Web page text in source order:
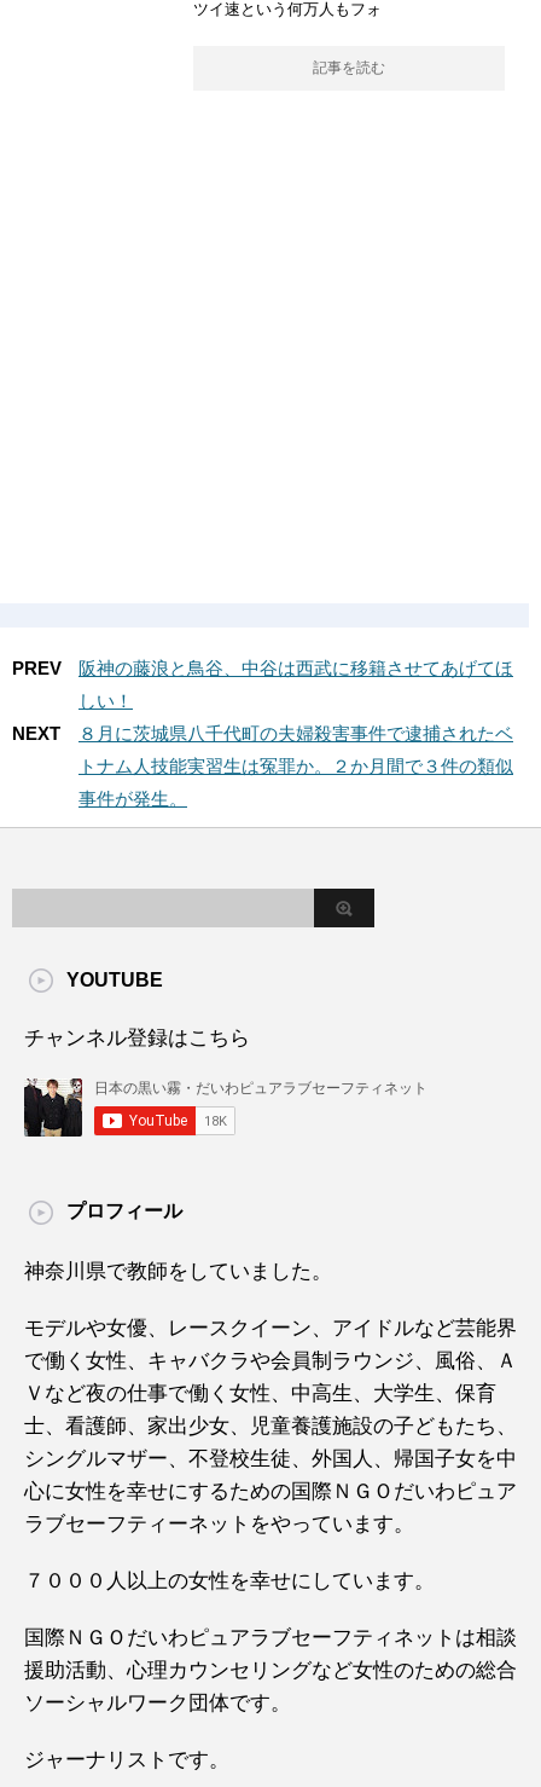
ツイ速という何万人もフォ
記事を読む
PREV
阪神の藤浪と鳥谷、中谷は西武に移籍させてあげてほ
しい！
NEXT
８月に茨城県八千代町の夫婦殺害事件で逮捕されたベ
トナム人技能実習生は冤罪か。２か月間で３件の類似
事件が発生。
YOUTUBE
チャンネル登録はこちら
プロフィール
神奈川県で教師をしていました。
モデルや女優、レースクイーン、アイドルなど芸能界
で働く女性、キャバクラや会員制ラウンジ、風俗、Ａ
Ｖなど夜の仕事で働く女性、中高生、大学生、保育
士、看護師、家出少女、児童養護施設の子どもたち、
シングルマザー、不登校生徒、外国人、帰国子女を中
心に女性を幸せにするための国際ＮＧＯだいわピュア
ラブセーフティーネットをやっています。
７０００人以上の女性を幸せにしています。
国際ＮＧＯだいわピュアラブセーフティネットは相談
援助活動、心理カウンセリングなど女性のための総合
ソーシャルワーク団体です。
ジャーナリストです。